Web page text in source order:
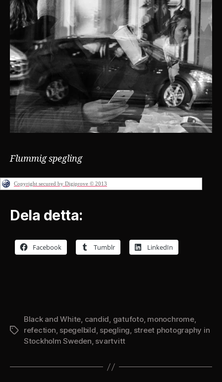
Flummig spegling
Copyright secured by Digiprove © 2013
Dela detta:
Facebook Tumblr LinkedIn
Etiketter
Black and White, candid, gatufoto, monochrome,
refection, spegelbild, spegling, street photography in
Stockholm Sweden, svartvitt